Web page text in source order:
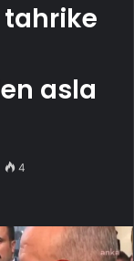
tahrike
asla
4